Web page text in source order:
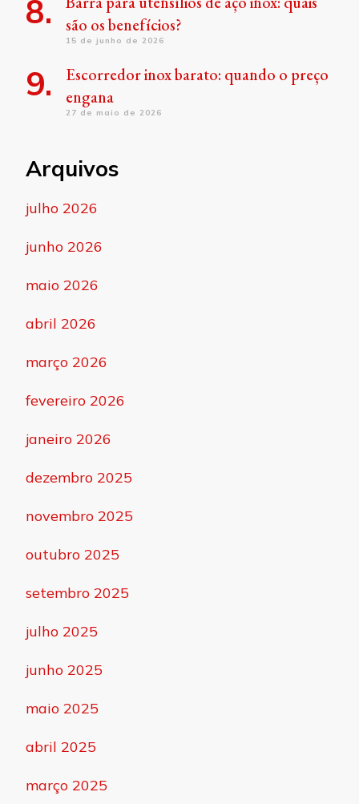
são os benefícios?
15 de junho de 2026
Escorredor inox barato: quando o preço
engana
27 de maio de 2026
Arquivos
julho 2026
junho 2026
maio 2026
abril 2026
março 2026
fevereiro 2026
janeiro 2026
dezembro 2025
novembro 2025
outubro 2025
setembro 2025
julho 2025
junho 2025
maio 2025
abril 2025
março 2025